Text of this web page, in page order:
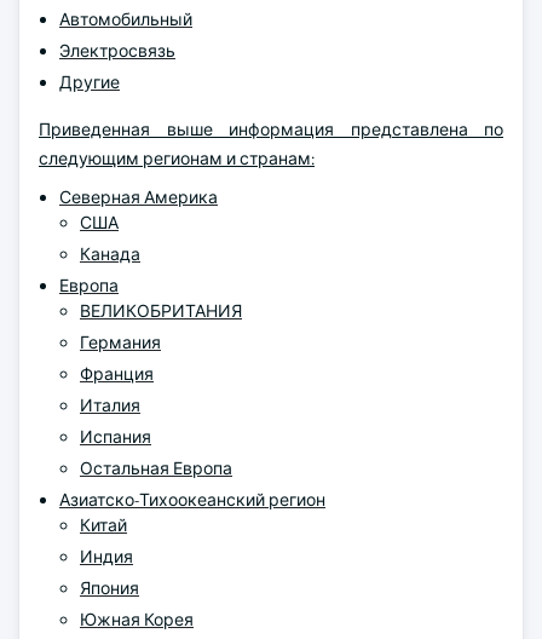
Автомобильный
Электросвязь
Другие
Приведенная выше информация представлена по
следующим регионам и странам:
Северная Америка
США
Канада
Европа
ВЕЛИКОБРИТАНИЯ
Германия
Франция
Италия
Испания
Остальная Европа
Азиатско-Тихоокеанский регион
Китай
Индия
Япония
Южная Корея